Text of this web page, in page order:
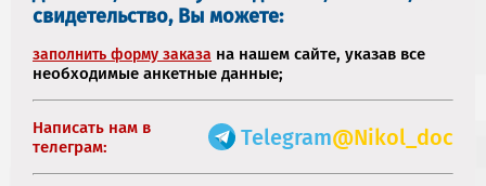
свидетельство, Вы можете:
заполнить форму заказа на нашем сайте, указав все
необходимые анкетные данные;
Написать нам в
телеграм:
Telegram@Nikol_doc